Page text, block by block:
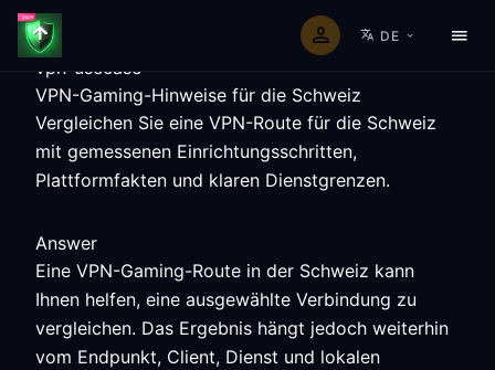
DE
vpn-usecase
VPN-Gaming-Hinweise für die Schweiz
Vergleichen Sie eine VPN-Route für die Schweiz
mit gemessenen Einrichtungsschritten,
Plattformfakten und klaren Dienstgrenzen.
Answer
Eine VPN-Gaming-Route in der Schweiz kann
Ihnen helfen, eine ausgewählte Verbindung zu
vergleichen. Das Ergebnis hängt jedoch weiterhin
vom Endpunkt, Client, Dienst und lokalen